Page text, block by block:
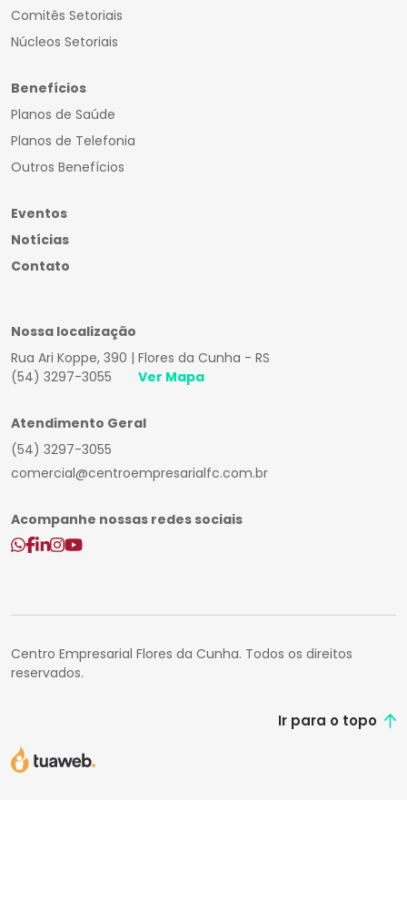
Comitês Setoriais
Núcleos Setoriais
Benefícios
Planos de Saúde
Planos de Telefonia
Outros Benefícios
Eventos
Notícias
Contato
Nossa localização
Rua Ari Koppe, 390 | Flores da Cunha - RS
(54) 3297-3055
Ver Mapa
Atendimento Geral
(54) 3297-3055
comercial@centroempresarialfc.com.br
Acompanhe nossas redes sociais
Centro Empresarial Flores da Cunha. Todos os direitos
reservados.
Ir para o topo